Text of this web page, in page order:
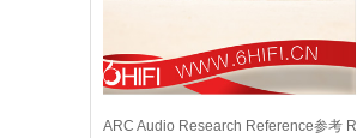
ARC Audio Research Reference参考 R